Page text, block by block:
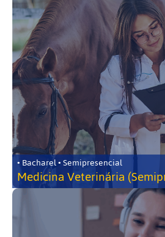
• Bacharel • Semipresencial
Medicina Veterinária